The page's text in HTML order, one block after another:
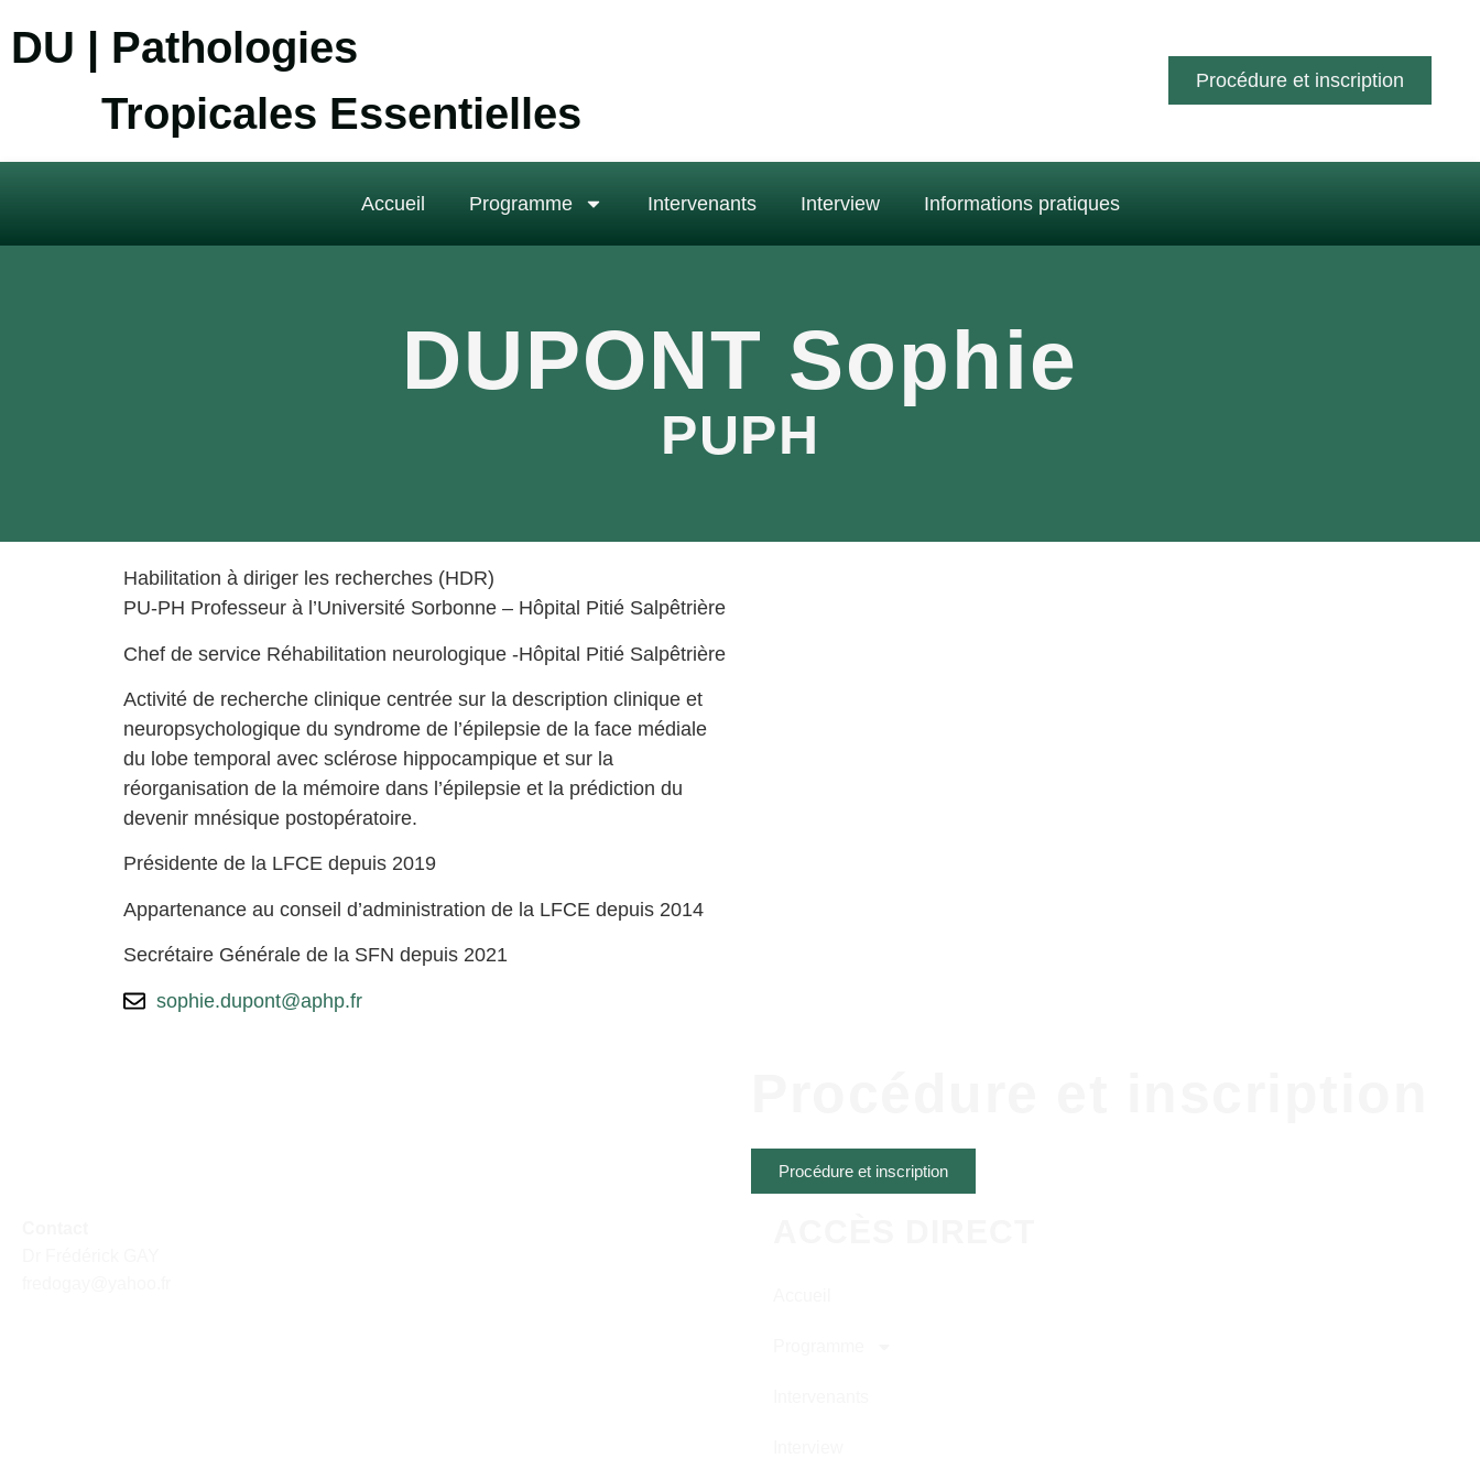
DU | Pathologies
Tropicales Essentielles
Procédure et inscription
Accueil Programme Intervenants Interview Informations pratiques
DUPONT Sophie
PUPH
Habilitation à diriger les recherches (HDR)
PU-PH Professeur à l’Université Sorbonne – Hôpital Pitié Salpêtrière
Chef de service Réhabilitation neurologique -Hôpital Pitié Salpêtrière
Activité de recherche clinique centrée sur la description clinique et
neuropsychologique du syndrome de l’épilepsie de la face médiale
du lobe temporal avec sclérose hippocampique et sur la
réorganisation de la mémoire dans l’épilepsie et la prédiction du
devenir mnésique postopératoire.
Présidente de la LFCE depuis 2019
Appartenance au conseil d’administration de la LFCE depuis 2014
Secrétaire Générale de la SFN depuis 2021
sophie.dupont@aphp.fr
Procédure et inscription